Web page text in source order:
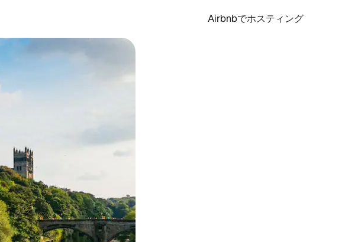
Airbnbでホスティング
索結果を確認することができます。